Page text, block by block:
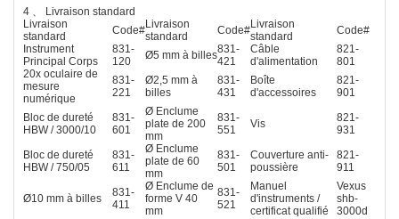
4 、 Livraison standard
Livraison
standard
Code#Livraison
standard
Code#Livraison
standard
Code#
Instrument
Principal Corps
831-
120
Ø5 mm à billes831-
421
Câble
d'alimentation
821-
801
20x oculaire de
mesure
numérique
831-
221
Ø2,5 mm à
billes
831-
431
Boîte
d'accessoires
821-
901
Bloc de dureté
HBW / 3000/10
831-
601
Ø Enclume
plate de 200
mm
831-
551
Vis
821-
931
Bloc de dureté
HBW / 750/05
831-
611
Ø Enclume
plate de 60
mm
831-
501
Couverture anti-
poussière
821-
911
Ø10 mm à billes
831-
411
Ø Enclume de
forme V 40
mm
831-
521
Manuel
d'instruments /
certificat qualifié
Vexus
shb-
3000d